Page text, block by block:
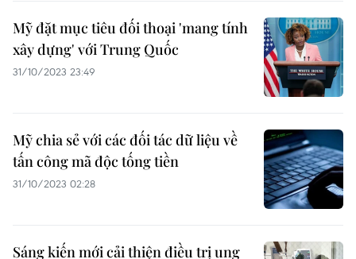
Mỹ đặt mục tiêu đối thoại 'mang tính
xây dựng' với Trung Quốc
31/10/2023 23:49
Mỹ chia sẻ với các đối tác dữ liệu về
tấn công mã độc tống tiền
31/10/2023 02:28
Sáng kiến mới cải thiện điều trị ung